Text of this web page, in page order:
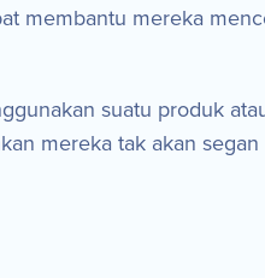
membantu mereka
suatu produk
mereka tak akan